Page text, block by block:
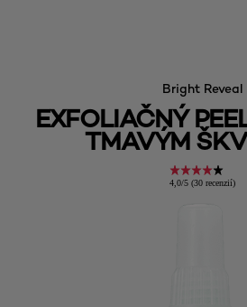
Bright Reveal
EXFOLIAČNÝ
TMAVÝM
4,0/5 (30 recenzií)